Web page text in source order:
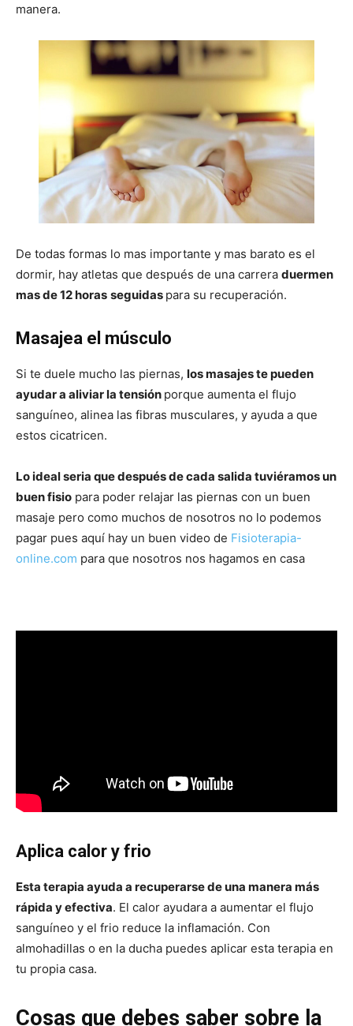
manera.
De todas formas lo mas importante y mas barato es el
dormir, hay atletas que después de una carrera duermen
mas de 12 horas seguidas para su recuperación.
Masajea el músculo
Si te duele mucho las piernas, los masajes te pueden
ayudar a aliviar la tensión porque aumenta el flujo
sanguíneo, alinea las fibras musculares, y ayuda a que
estos cicatricen.
Lo ideal seria que después de cada salida tuviéramos un
buen fisio para poder relajar las piernas con un buen
masaje pero como muchos de nosotros no lo podemos
pagar pues aquí hay un buen video de Fisioterapia-
online.com para que nosotros nos hagamos en casa
Aplica calor y frio
Esta terapia ayuda a recuperarse de una manera más
rápida y efectiva. El calor ayudara a aumentar el flujo
sanguíneo y el frio reduce la inflamación. Con
almohadillas o en la ducha puedes aplicar esta terapia en
tu propia casa.
Cosas que debes saber sobre la